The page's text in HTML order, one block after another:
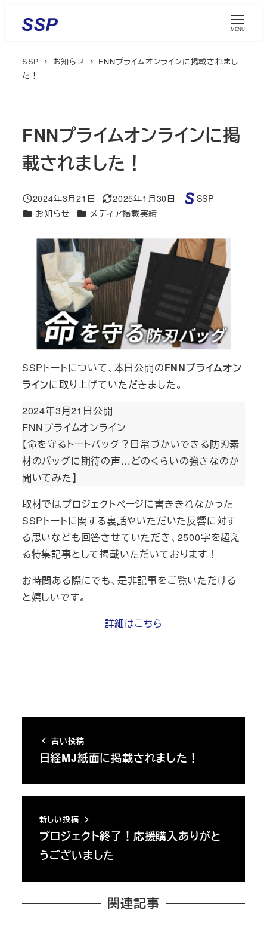
MENU
SSP お知らせ
FNNプライムオンラインに掲載されまし
た！
FNNプライムオンラインに掲
載されました！
投稿日
2024年3月21日
更新日
2025年1月30日
著
SSP
カテゴリー
お知らせ カテゴリー
メディア掲載実績
SSPトートについて、本日公開のFNNプライムオン
ラインに取り上げていただきました。
2024年3月21日公開
FNNプライムオンライン
【命を守るトートバッグ？日常づかいできる防刃素
材のバッグに期待の声…どのくらいの強さなのか
聞いてみた】
取材ではプロジェクトページに書ききれなかった
SSPトートに関する裏話やいただいた反響に対す
る思いなども回答させていただき、2500字を超え
る特集記事として掲載いただいております！
お時間ある際にでも、是非記事をご覧いただける
と嬉しいです。
詳細はこちら
古い投稿
日経MJ紙面に掲載されました！
新しい投稿
プロジェクト終了！応援購入ありがと
うございました
関連記事